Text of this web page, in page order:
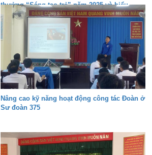
thưởng “Sáng tạo trẻ” năm 2025 và biểu
dương gia đình quân nhân tiêu biểu giai
đoạn 2024-2026
Nâng cao kỹ năng hoạt động công tác Đoàn ở
Sư đoàn 375